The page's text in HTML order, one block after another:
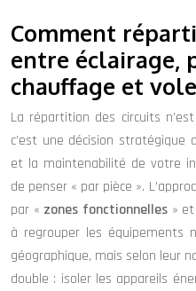
Comment
entre éclairage,
chauffage et
La répartition des circuits
c’est une décision
et la maintenabilité de votre
de penser « par pièce ».
par « zones fonctionnelles» et
à regrouper les équipements
géographique, mais selon leur
double : isoler les appareils